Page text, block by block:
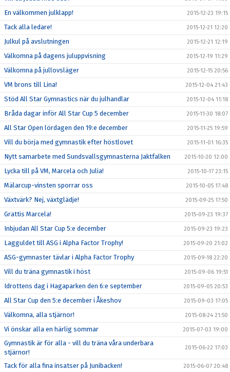
En välkommen julklapp! 2015-12-23 19:15
Tack alla ledare! 2015-12-21 12:20
Julkul på avslutningen 2015-12-21 12:19
Välkomna på dagens juluppvisning 2015-12-19 11:29
Välkomna på jullovsläger 2015-12-15 20:56
VM brons till Lina! 2015-12-04 21:43
Stöd All Star Gymnastics när du julhandlar 2015-12-04 11:18
Bråda dagar inför All Star Cup 5 december 2015-11-30 18:07
All Star Open lördagen den 19:e december 2015-11-25 19:59
Vill du börja med gymnastik efter höstlovet 2015-11-01 16:35
Nytt samarbete med Sundsvallsgymnasterna Jaktfalken 2015-10-20 12:00
Lycka till på VM, Marcela och Julia! 2015-10-17 23:15
Mälarcup-vinsten sporrar oss 2015-10-05 17:48
Växtvärk? Nej, växtglädje! 2015-09-25 17:50
Grattis Marcela! 2015-09-23 19:37
Inbjudan All Star Cup 5:e december 2015-09-23 19:23
Lagguldet till ASG i Alpha Factor Trophy! 2015-09-20 21:02
ASG-gymnaster tävlar i Alpha Factor Trophy 2015-09-18 22:20
Vill du träna gymnastik i höst 2015-09-06 19:51
Idrottens dag i Hagaparken den 6:e september 2015-09-05 20:53
All Star Cup den 5:e december i Åkeshov 2015-09-03 17:05
Välkomna, alla stjärnor! 2015-08-24 21:50
Vi önskar alla en härlig sommar 2015-07-03 19:00
Gymnastik är för alla - vill du träna våra underbara
stjärnor!
2015-06-22 17:03
Tack för alla fina insatser på Junibacken! 2015-06-07 20:48